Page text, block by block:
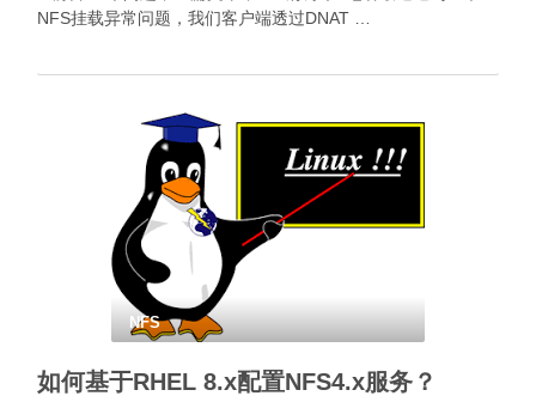
NFS挂载异常问题，我们客户端透过DNAT …
NFS
如何基于RHEL 8.x配置NFS4.x服务？